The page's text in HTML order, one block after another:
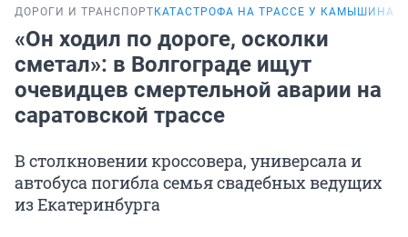
ДОРОГИ И ТРАНСПОРТ КАТАСТРОФА НА ТРАССЕ У КАМЫШИНА
«Он ходил по дороге, осколки
сметал»: в Волгограде ищут
очевидцев смертельной аварии на
саратовской трассе
В столкновении кроссовера, универсала и
автобуса погибла семья свадебных ведущих
из Екатеринбурга